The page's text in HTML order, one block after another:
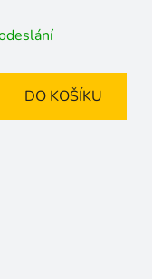
DO KOŠÍKU